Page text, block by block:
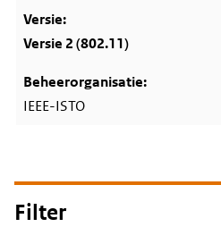
Versie 2 (802.11)
IEEE-ISTO
Filter